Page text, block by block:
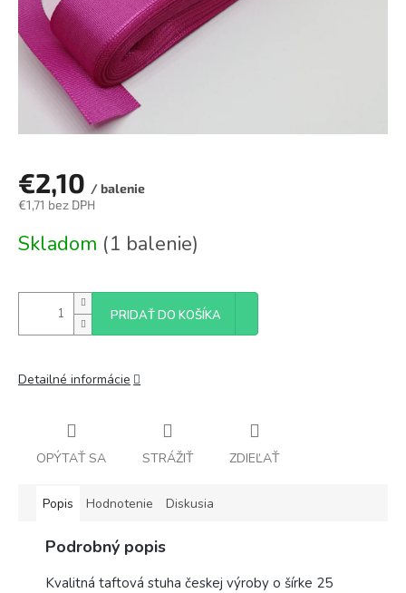
€2,10 / balenie
€1,71 bez DPH
cena:
Skladom (1 balenie)
PRIDAŤ DO KOŠÍKA
Detailné informácie
OPÝTAŤ SA STRÁŽIŤ ZDIEĽAŤ
Popis Hodnotenie Diskusia
Podrobný popis
Kvalitná taftová stuha českej výroby o šírke 25